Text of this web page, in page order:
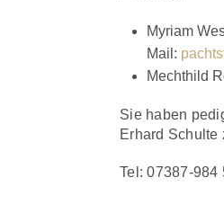
Myriam
Mail:
Mechthild
Sie haben
Erhard Schulte
Tel: 07387-984